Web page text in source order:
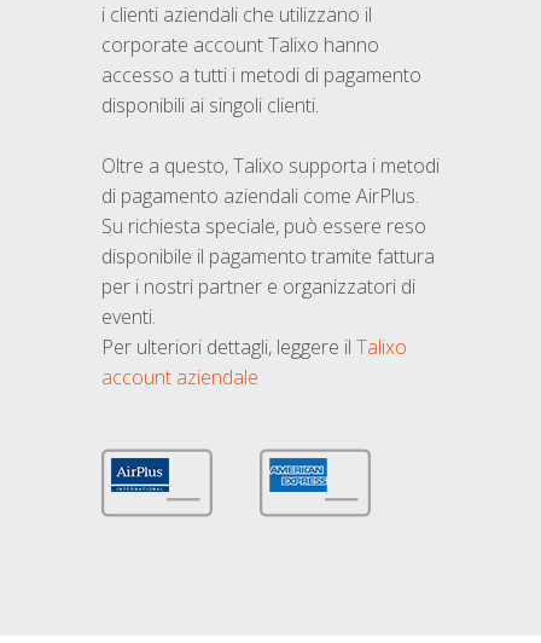
i clienti aziendali che utilizzano il
corporate account Talixo hanno
accesso a tutti i metodi di pagamento
disponibili ai singoli clienti.
Oltre a questo, Talixo supporta i metodi
di pagamento aziendali come AirPlus.
Su richiesta speciale, può essere reso
disponibile il pagamento tramite fattura
per i nostri partner e organizzatori di
eventi.
Per ulteriori dettagli, leggere il Talixo
account aziendale